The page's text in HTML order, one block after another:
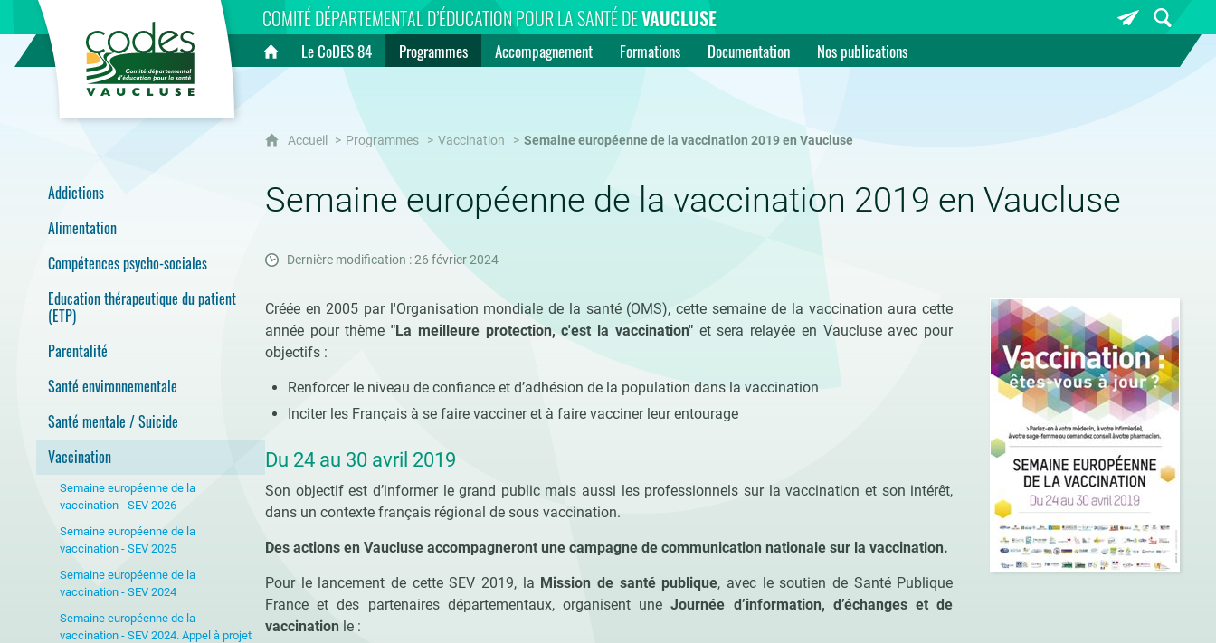
COMITÉ DÉPARTEMENTAL D’ÉDUCATION POUR LA SANTÉ DEVAUCLUSE
Accueil
Le CoDES 84 Programmes Accompagnement Formations Documentation Nos publications
Addictions
Alimentation
Compétences psycho-sociales
Education thérapeutique du patient
(ETP)
Parentalité
Santé environnementale
Santé mentale / Suicide
Vaccination
Semaine européenne de la
vaccination - SEV 2026
Semaine européenne de la
vaccination - SEV 2025
Semaine européenne de la
vaccination - SEV 2024
Semaine européenne de la
vaccination - SEV 2024. Appel à projet
Accueil Programmes Vaccination Semaine européenne de la vaccination 2019 en Vaucluse
Semaine européenne de la vaccination 2019 en Vaucluse
Dernière modification : 26 février 2024
Créée en 2005 par l'Organisation mondiale de la santé (OMS), cette semaine de la vaccination aura cette
année pour thème"La meilleure protection, c'est la vaccination"et sera relayée en Vaucluse avec pour
objectifs :
Renforcer le niveau de confiance et d’adhésion de la population dans la vaccination
Inciter les Français à se faire vacciner et à faire vacciner leur entourage
Du 24 au 30 avril 2019
Son objectif est d’informer le grand public mais aussi les professionnels sur la vaccination et son intérêt,
dans un contexte français régional de sous vaccination.
Des actions en Vaucluse accompagneront une campagne de communication nationale sur la vaccination.
Pour le lancement de cette SEV 2019, la Mission de santé publique, avec le soutien de Santé Publique
France et des partenaires départementaux, organisent uneJournée d’information, d’échanges et de
vaccinationle :